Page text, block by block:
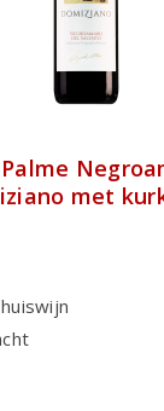
met